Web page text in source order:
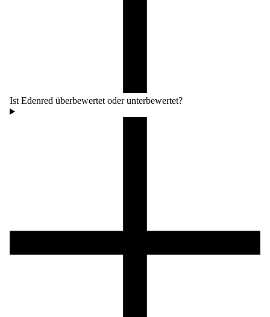
Ist Edenred überbewertet oder unterbewertet?